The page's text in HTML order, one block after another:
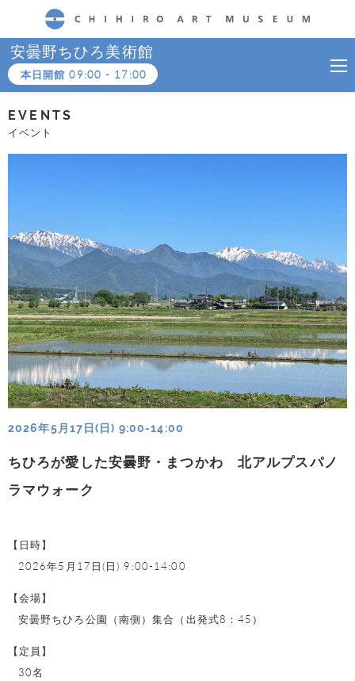
CHIHIRO ART MUSEUM
安曇野ちひろ美術館
本日開館09:00 - 17:00
EVENTS
イベント
2026年5月17日(日) 9:00-14:00
ちひろが愛した安曇野・まつかわ 北アルプスパノ
ラマウォーク
【日時】
2026年5月17日(日) 9:00-14:00
【会場】
安曇野ちひろ公園（南側）集合（出発式8：45）
【定員】
30名